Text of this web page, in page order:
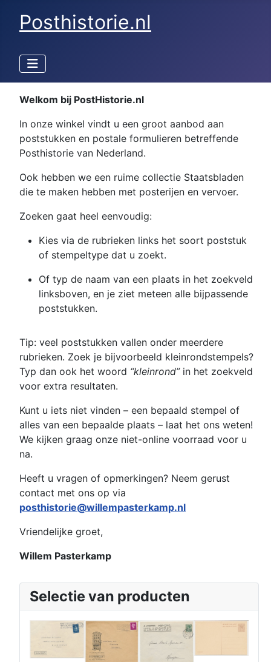
Posthistorie.nl
Welkom bij PostHistorie.nl
In onze winkel vindt u een groot aanbod aan
poststukken en postale formulieren betreffende
Posthistorie van Nederland.
Ook hebben we een ruime collectie Staatsbladen
die te maken hebben met posterijen en vervoer.
Zoeken gaat heel eenvoudig:
Kies via de rubrieken links het soort poststuk
of stempeltype dat u zoekt.
Of typ de naam van een plaats in het zoekveld
linksboven, en je ziet meteen alle bijpassende
poststukken.
Tip: veel poststukken vallen onder meerdere
rubrieken. Zoek je bijvoorbeeld kleinrondstempels?
Typ dan ook het woord “kleinrond”in het zoekveld
voor extra resultaten.
Kunt u iets niet vinden – een bepaald stempel of
alles van een bepaalde plaats – laat het ons weten!
We kijken graag onze niet-online voorraad voor u
na.
Heeft u vragen of opmerkingen? Neem gerust
contact met ons op via
posthistorie@willempasterkamp.nl
Vriendelijke groet,
Willem Pasterkamp
Selectie van producten